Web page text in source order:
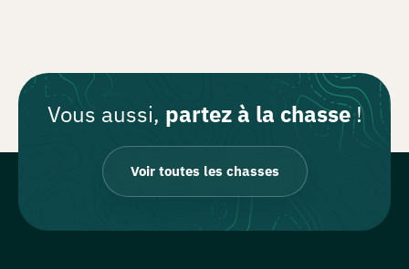
Vous aussi, partez à la chasse!
Voir toutes les chasses